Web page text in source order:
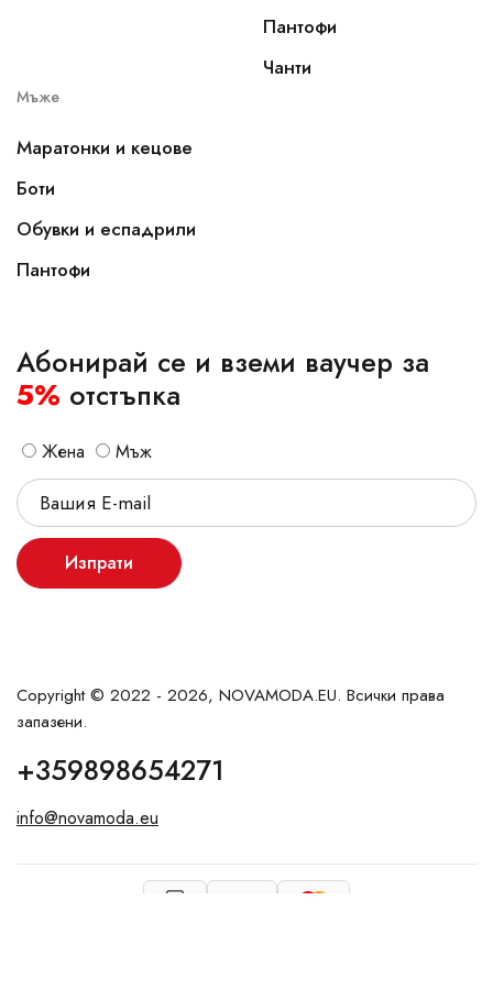
Пантофи
Чанти
Мъже
Маратонки и кецове
Боти
Обувки и еспадрили
Пантофи
Абонирай се и вземи ваучер за
5% отстъпка
Жена Мъж
Изпрати
Copyright © 2022 - 2026, NOVAMODA.EU. Всички права
запазени.
+359898654271
info@novamoda.eu